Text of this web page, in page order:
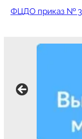
ФЦДО приказ № 38
Ваше мнение
рейтинг